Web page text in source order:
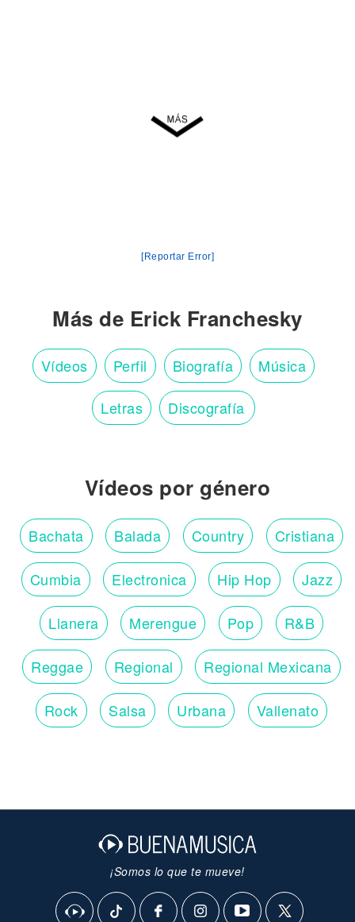
[Reportar Error]
Más de Erick Franchesky
Vídeos Perfil Biografía Música
Letras Discografía
Vídeos por género
Bachata Balada Country Cristiana
Cumbia Electronica Hip Hop Jazz
Llanera Merengue Pop R&B
Reggae Regional Regional Mexicana
Rock Salsa Urbana Vallenato
¡Somos lo que te mueve!